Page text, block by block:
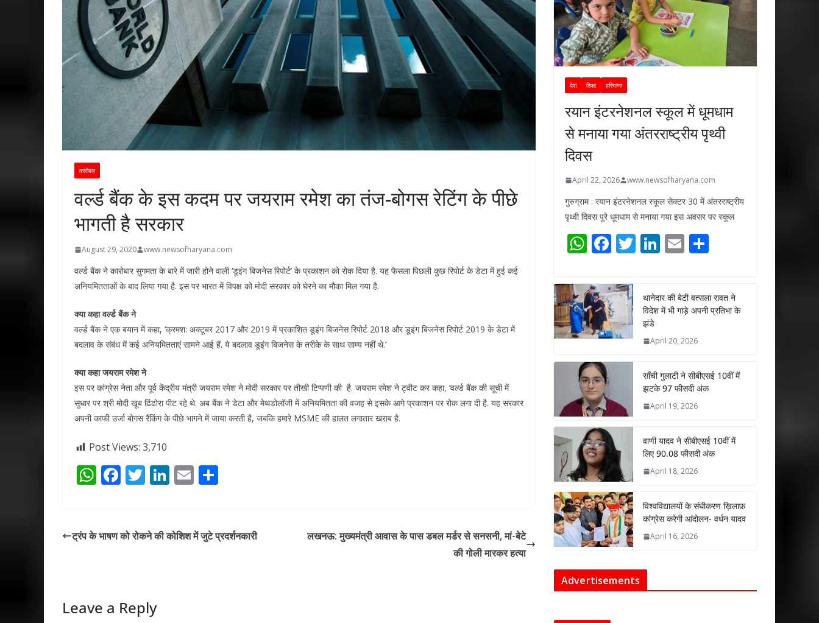
कारोबार
वर्ल्ड बैंक के इस कदम पर जयराम रमेश का तंज-बोगस रेटिंग के पीछे
भागती है सरकार
August 29, 2020 www.newsofharyana.com
वर्ल्ड बैंक ने कारोबार सुगमता के बारे में जारी होने वाली ‘डूइंग बिजनेस रिपोर्ट’ के प्रकाशन को रोक दिया है. यह फैसला पिछली कुछ रिपोर्ट के डेटा में हुई कई
अनियमितताओं के बाद लिया गया है. इस पर भारत में विपक्ष को मोदी सरकार को घेरने का मौका मिल गया है.
क्या कहा वर्ल्ड बैंक ने
वर्ल्ड बैंक ने एक बयान में कहा, ‘क्रमश: अक्टूबर 2017 और 2019 में प्रकाशित डूइंग बिजनेस रिपोर्ट 2018 और डूइंग बिजनेस रिपोर्ट 2019 के डेटा में
बदलाव के संबंध में कई अनियमितताएं सामने आई हैं. ये बदलाव डूइंग बिजनेस के तरीके के साथ साम्य नहीं थे.’
क्या कहा जयराम रमेश ने
इस पर कांग्रेस नेता और पूर्व केंद्रीय मंत्री जयराम रमेश ने मोदी सरकार पर तीखी टिप्पणी की है. जयराम रमेश ने ट्वीट कर कहा, ‘वर्ल्ड बैंक की सूची में
सुधार पर श्री मोदी खूब ढिंढोरा पीट रहे थे. अब बैंक ने डेटा और मेथडोलॉजी में अनियमितता की वजह से इसके आगे प्रकाशन पर रोक लगा दी है. यह सरकार
अपनी काफी उर्जा बोगस रैंकिंग के पीछे भागने में जाया करती है, जबकि हमारे MSME की हालत लगातार खराब है.
Post Views: 3,710
W
s
F
b
T
er
Li
e
E
l e
ट्रंप के भाषण को रोकने की कोशिश में जुटे प्रदर्शनकारी
लखनऊ: मुख्यमंत्री आवास के पास डबल मर्डर से सनसनी, मां-बेटे
की गोली मारकर हत्या
Leave a Reply
देश शिक्षा हरियाणा
रयान इंटरनेशनल स्कूल में धूमधाम
से मनाया गया अंतरराष्ट्रीय पृथ्वी
दिवस
April 22, 2026 www.newsofharyana.com
गुरुग्राम : रयान इंटरनेशनल स्कूल सेक्टर 30 में अंतरराष्ट्रीय
पृथ्वी दिवस पूरे धूमधाम से मनाया गया इस अवसर पर स्कूल
W
at
s
A
p
p
F
e
b
o
o
k
T
er
Li
e
dI
n
E
l e
थानेदार की बेटी वत्सला रावत ने
विदेश में भी गाड़े अपनी प्रतिभा के
झंडे
April 20, 2026
साँची गुलाटी ने सीबीएसई 10वीं में
झटके 97 फीसदी अंक
April 19, 2026
वाणी यादव ने सीबीएसई 10वीं में
लिए 90.08 फीसदी अंक
April 18, 2026
विश्वविद्यालयों के संघीकरण ख़िलाफ़
कांग्रेस करेगी आंदोलन- वर्धन यादव
April 16, 2026
Advertisements